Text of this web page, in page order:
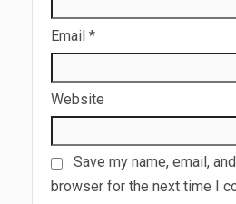
Email *
Website
Save my name, email,
browser for the next time I